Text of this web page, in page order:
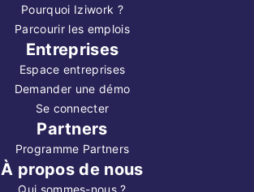
Pourquoi Iziwork ?
Parcourir les emplois
Entreprises
Espace entreprises
Demander une démo
Se connecter
Partners
Programme Partners
À propos de nous
Qui sommes-nous ?